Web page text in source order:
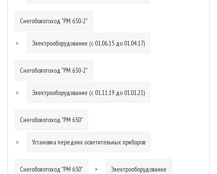
Снегоболотоход "РМ 650-2"
Электрооборудование (с 01.06.15 до 01.04.17)
Снегоболотоход "РМ 650-2"
Электрооборудование (с 01.11.19 до 01.01.21)
Снегоболотоход "РМ 650"
Установка передних осветительных приборов
Снегоболотоход "РМ 650" Электрооборудование